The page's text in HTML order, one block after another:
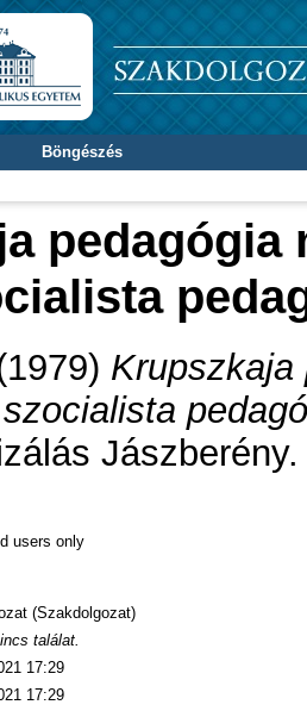
Böngészés
pedagógia
Krupszkaja
Jászberény.
users only
(Szakdolgozat)
találat.
17:29
17:29